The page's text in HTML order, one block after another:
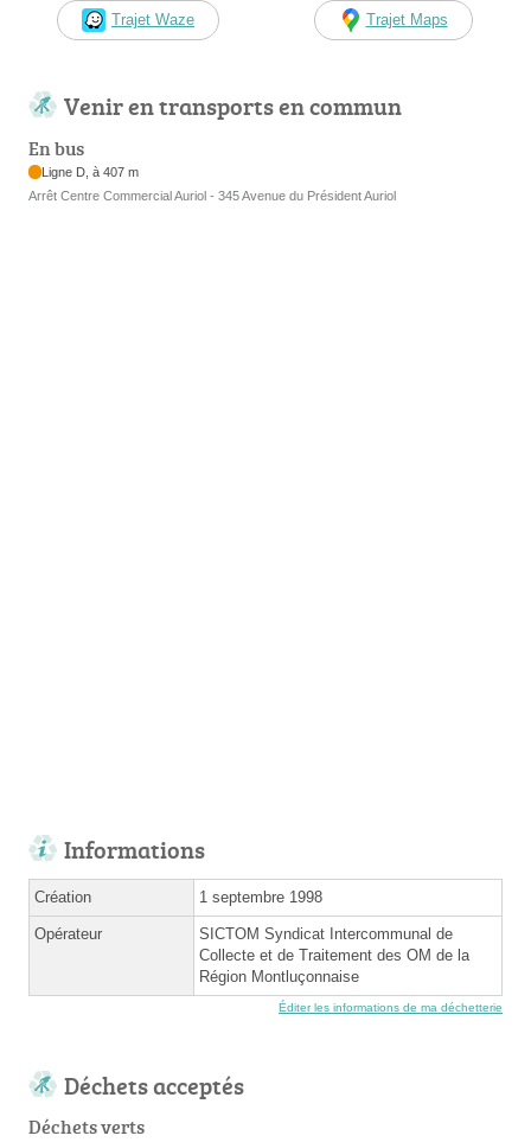
Trajet Waze Trajet Maps
Venir en transports en commun
En bus
Ligne D, à 407 m
Arrêt Centre Commercial Auriol - 345 Avenue du Président Auriol
Informations
Création 1 septembre 1998
Opérateur
SICTOM Syndicat Intercommunal de
Collecte et de Traitement des OM de la
Région Montluçonnaise
Éditer les informations de ma déchetterie
Déchets acceptés
Déchets verts